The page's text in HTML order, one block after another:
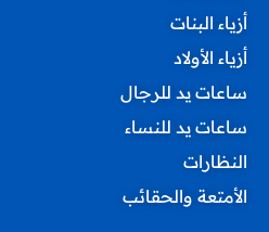
أزياء البنات
أزياء الأولاد
ساعات يد للرجال
ساعات يد للنساء
النظارات
الأمتعة والحقائب